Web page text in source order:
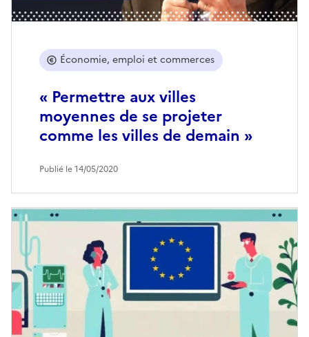
« Permettre aux villes
moyennes de se projeter
comme les villes de demain »
Économie, emploi et commerces
Publié le 14/05/2020